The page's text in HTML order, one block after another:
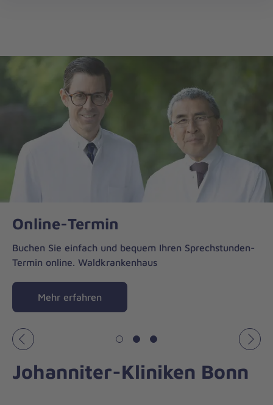
Online-Termin
Buchen Sie einfach und bequem Ihren Sprechstunden-
Termin online. Waldkrankenhaus
Mehr erfahren
Vorheriges
Johanniter-Kliniken Bonn